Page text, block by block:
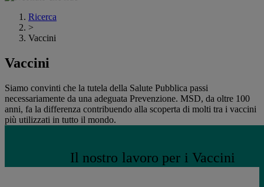
Ricerca
>
Vaccini
Vaccini
Siamo convinti che la tutela della Salute Pubblica passi
necessariamente da una adeguata Prevenzione. MSD, da oltre 100
anni, fa la differenza contribuendo alla scoperta di molti tra i vaccini
più utilizzati in tutto il mondo.
Il nostro lavoro per i Vaccini